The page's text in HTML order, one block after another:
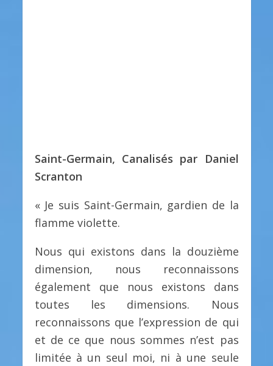
Saint-Germain, Canalisés par Daniel
Scranton
« Je suis Saint-Germain, gardien de la
flamme violette.
Nous qui existons dans la douzième
dimension, nous reconnaissons
également que nous existons dans
toutes les dimensions. Nous
reconnaissons que l’expression de qui
et de ce que nous sommes n’est pas
limitée à un seul moi, ni à une seule